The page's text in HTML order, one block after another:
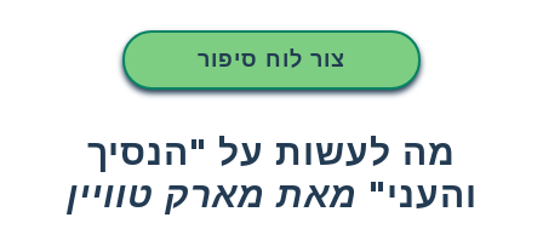
צור לוח סיפור
מה לעשות על "הנסיך
והעני" מאת מארק טוויין